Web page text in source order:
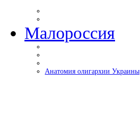
Малороссия
Анатомия олигархии Украины